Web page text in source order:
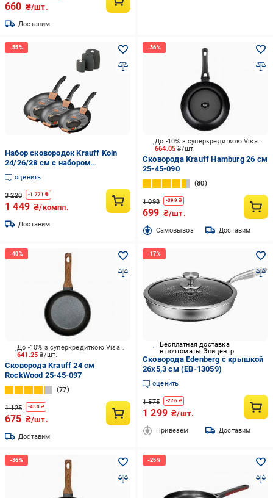
660 ₴/шт.
Доставим
Набор сковородок Krauff Koln
24/26/28 см с набором
кухонных досок (55-333-449)
оценить
3 220 -1 771 ₴
1 449 ₴/компл.
Доставим
664.05₴/шт.
До -10% з суперкредиткою Visa Вигода
Сковорода Krauff Hamburg 26 см
25-45-090
80
1 098 -399₴
699 ₴/шт.
Cамовывоз Доставим
641.25₴/шт.
До -10% з суперкредиткою Visa Вигода
Сковорода Krauff 24 см
RockWood 25-45-097
77
1 125 -450₴
675 ₴/шт.
Доставим
Бесплатная доставка
в почтоматы Эпицентр
Сковорода Edenberg с крышкой
26x5,3 см (EB-13059)
оценить
1 575 -276₴
1 299 ₴/шт.
Привезём Доставим